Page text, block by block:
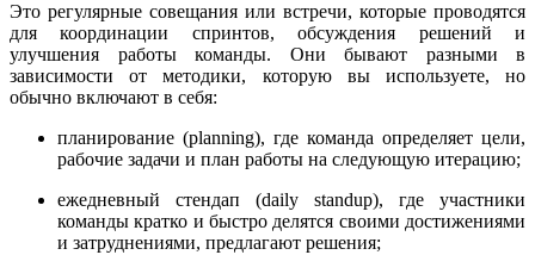
Это регулярные совещания или встречи, которые проводятся
для координации спринтов, обсуждения решений и
улучшения работы команды. Они бывают разными в
зависимости от методики, которую вы используете, но
обычно включают в себя:
планирование (planning), где команда определяет цели,
рабочие задачи и план работы на следующую итерацию;
ежедневный стендап (daily standup), где участники
команды кратко и быстро делятся своими достижениями
и затруднениями, предлагают решения;